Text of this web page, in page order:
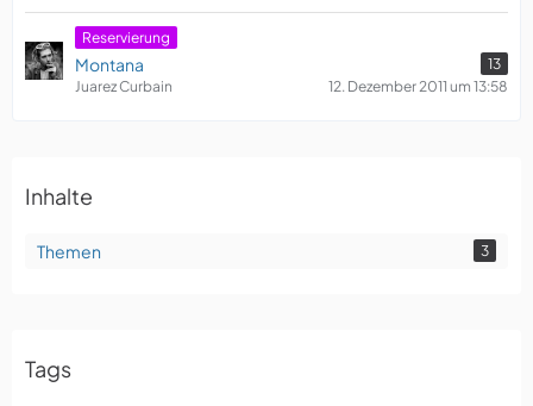
Reservierung
Montana
13
Juarez Curbain
12. Dezember 2011 um 13:58
Inhalte
Themen 3
Tags